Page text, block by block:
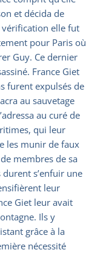
et décida de
elle fut
pour Paris où
Guy. Ce dernier
France Giet
furent expulsés de
au sauvetage
au curé de
qui leur
les munir de faux
membres de sa
s’enfuir une
leur
Giet leur avait
Ils y
grâce à la
nécessité